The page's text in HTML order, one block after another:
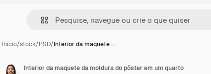
Início/stock/PSD/Interior da maquete …
Interior da maquete da moldura do pôster em um quarto